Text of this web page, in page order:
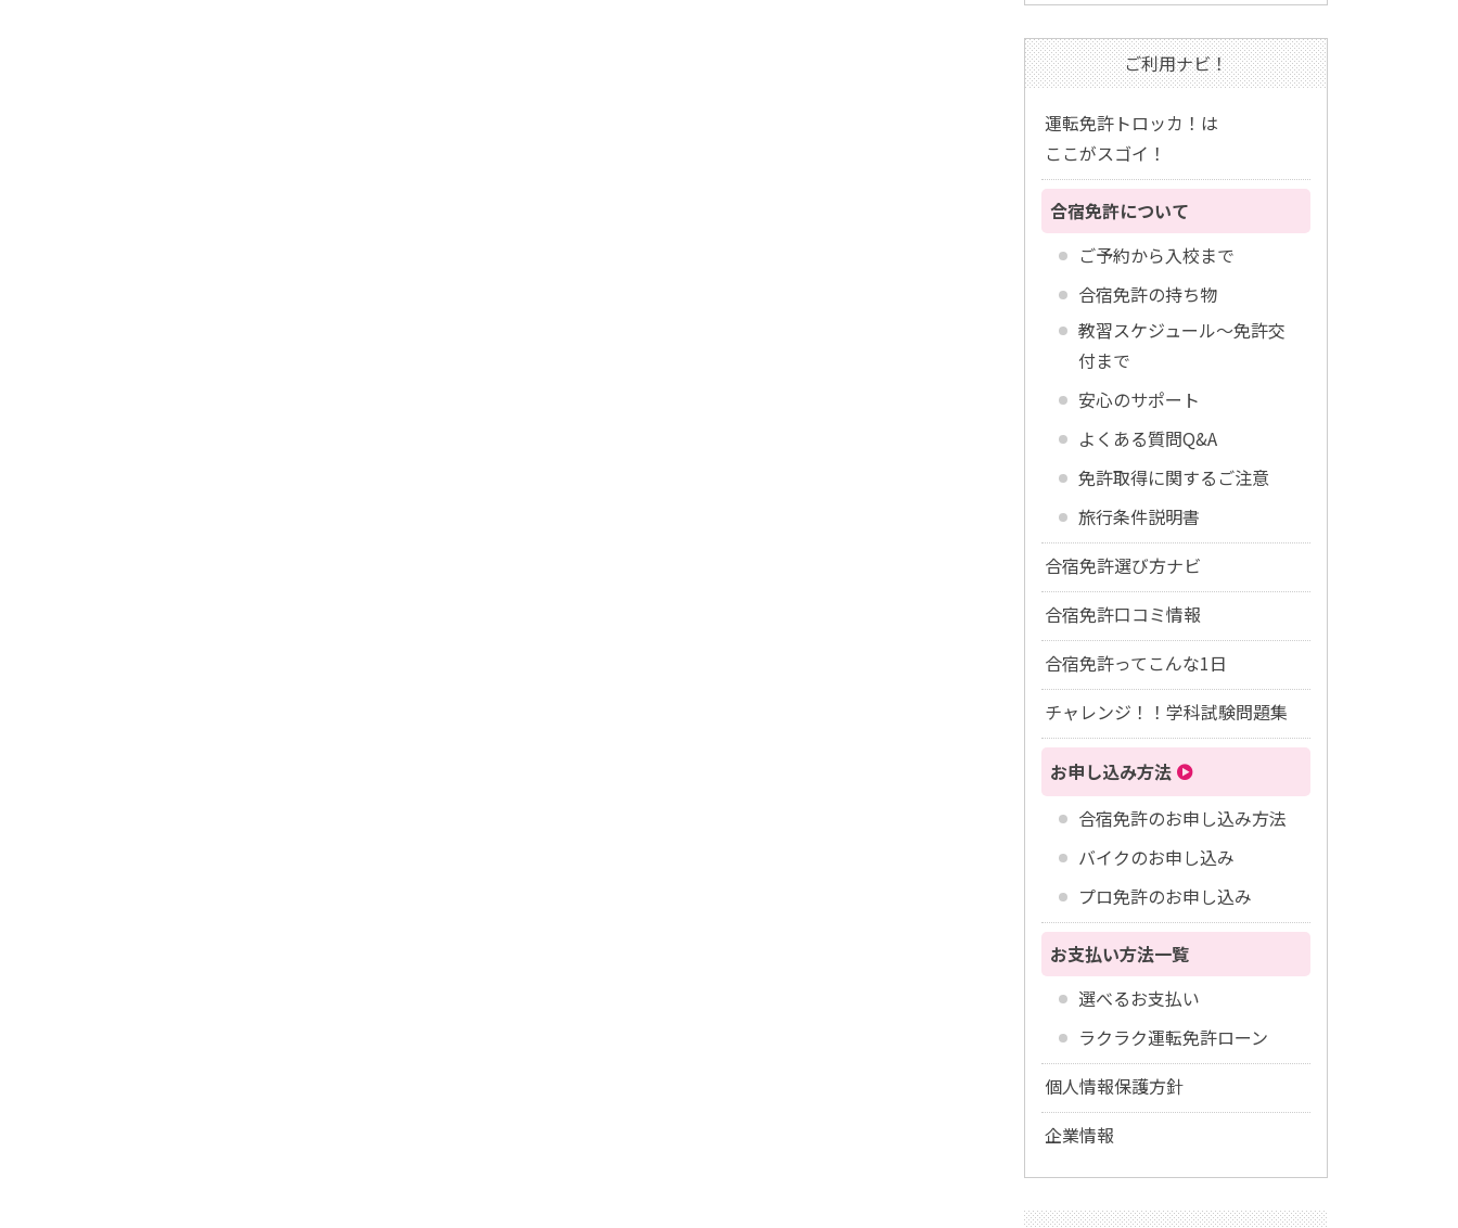
ご利用ナビ！
運転免許トロッカ！は
ここがスゴイ！
合宿免許について
ご予約から入校まで
合宿免許の持ち物
教習スケジュール～免許交
付まで
安心のサポート
よくある質問Q&A
免許取得に関するご注意
旅行条件説明書
合宿免許選び方ナビ
合宿免許口コミ情報
合宿免許ってこんな1日
チャレンジ！！学科試験問題集
お申し込み方法
合宿免許のお申し込み方法
バイクのお申し込み
プロ免許のお申し込み
お支払い方法一覧
選べるお支払い
ラクラク運転免許ローン
個人情報保護方針
企業情報